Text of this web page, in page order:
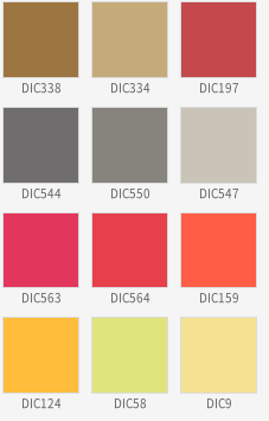
DIC338 DIC334 DIC197
DIC544 DIC550 DIC547
DIC563 DIC564 DIC159
DIC124 DIC58 DIC9